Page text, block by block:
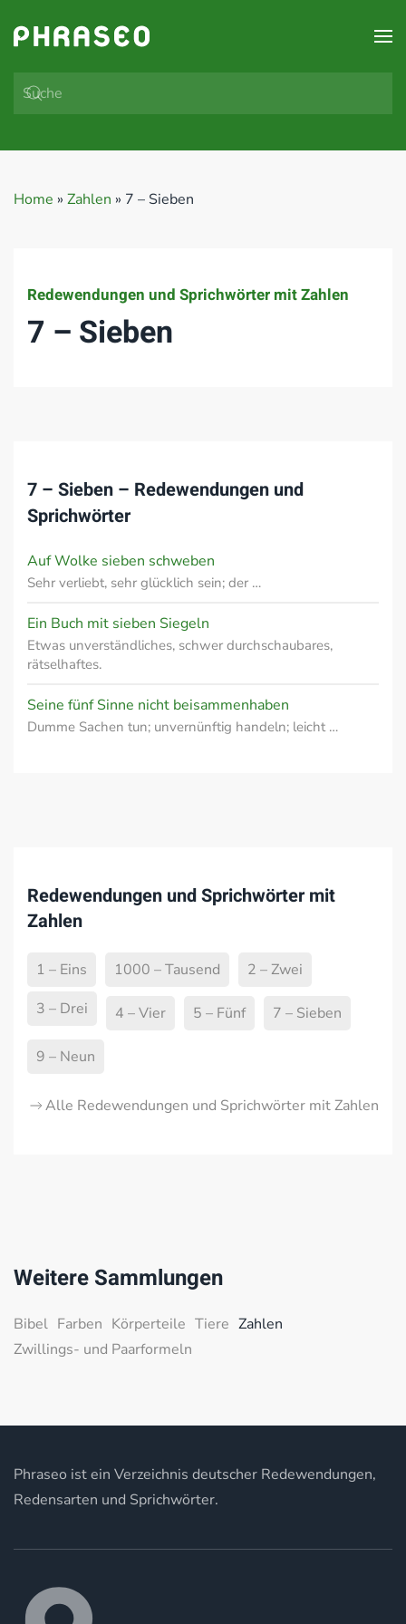
Zum Hauptinhalt springen
Home » Zahlen » 7 – Sieben
Redewendungen und Sprichwörter mit Zahlen
7 – Sieben
7 – Sieben – Redewendungen und
Sprichwörter
Auf Wolke sieben schweben
Sehr verliebt, sehr glücklich sein; der …
Ein Buch mit sieben Siegeln
Etwas unverständliches, schwer durchschaubares,
rätselhaftes.
Seine fünf Sinne nicht beisammenhaben
Dumme Sachen tun; unvernünftig handeln; leicht …
Redewendungen und Sprichwörter mit
Zahlen
1 – Eins 1000 – Tausend
2 – Zwei
3 – Drei
4 – Vier 5 – Fünf 7 – Sieben
9 – Neun
Alle Redewendungen und Sprichwörter mit Zahlen
Weitere Sammlungen
Bibel Farben Körperteile Tiere Zahlen
Zwillings- und Paarformeln
Phraseo ist ein Verzeichnis deutscher Redewendungen,
Redensarten und Sprichwörter.